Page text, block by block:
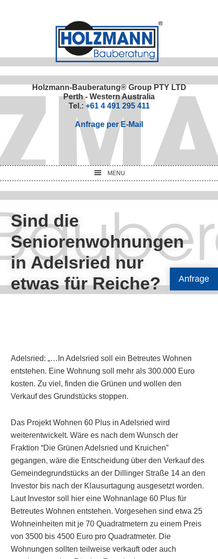
Anfrage
Holzmann-Bauberatung® Group PTY LTD
Perth - Western Australia
Tel.: +61 4 491 295 411
Anfrage per E-Mail
MENU
Sind die
Seniorenwohnungen
in Adelsried nur
etwas für Reiche?
Adelsried: „…In Adelsried soll ein Betreutes Wohnen
entstehen. Eine Wohnung soll mehr als 300.000 Euro
kosten. Zu viel, finden die Grünen und wollen den
Verkauf des Grundstücks stoppen.
Das Projekt Wohnen 60 Plus in Adelsried wird
weiterentwickelt. Wäre es nach dem Wunsch der
Fraktion “Die Grünen Adelsried und Kruichen”
gegangen, wäre die Entscheidung über den Verkauf des
Gemeindegrundstücks an der Dillinger Straße 14 an den
Investor bis nach der Klausurtagung ausgesetzt worden.
Laut Investor soll hier eine Wohnanlage 60 Plus für
Betreutes Wohnen entstehen. Vorgesehen sind etwa 25
Wohneinheiten mit je 70 Quadratmetern zu einem Preis
von 3500 bis 4500 Euro pro Quadratmeter. Die
Wohnungen sollten teilweise verkauft oder auch